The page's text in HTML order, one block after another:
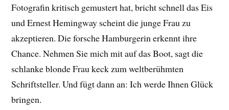
Fotografin kritisch gemustert hat, bricht schnell das Eis
und Ernest Hemingway scheint die junge Frau zu
akzeptieren. Die forsche Hamburgerin erkennt ihre
Chance. Nehmen Sie mich mit auf das Boot, sagt die
schlanke blonde Frau keck zum weltberühmten
Schriftsteller. Und fügt dann an: Ich werde Ihnen Glück
bringen.